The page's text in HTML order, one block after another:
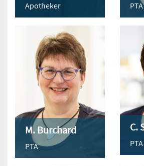
Apotheker PTA
M. Burchard
PTA
C.
PTA